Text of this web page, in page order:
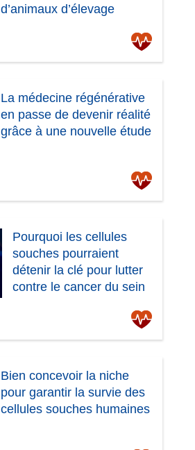
d’animaux d’élevage
La médecine régénérative
en passe de devenir réalité
grâce à une nouvelle étude
Pourquoi les cellules
souches pourraient
détenir la clé pour lutter
contre le cancer du sein
Bien concevoir la niche
pour garantir la survie des
cellules souches humaines